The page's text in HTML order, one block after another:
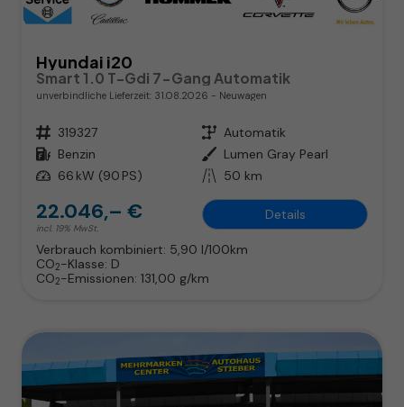
Hyundai i20
Smart 1.0 T-Gdi 7-Gang Automatik
unverbindliche Lieferzeit: 31.08.2026 Neuwagen
Fahrzeugnr. 319327 Getriebe Automatik
Kraftstoff Benzin Außenfarbe Lumen Gray Pearl
Leistung 66 kW (90 PS) Kilometerstand 50 km
22.046,– €
incl. 19% MwSt.
Details
Verbrauch kombiniert: 5,90 l/100km
CO2-Klasse: D
CO2-Emissionen: 131,00 g/km